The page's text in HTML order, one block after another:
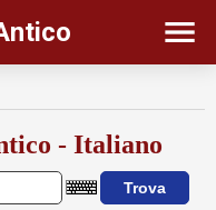
- Italiano